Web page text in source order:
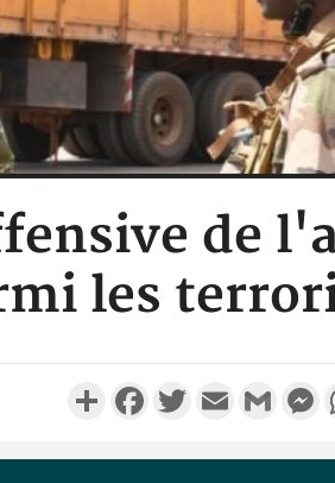
de
les
PartagerFacebookTwitterEmail Gmail